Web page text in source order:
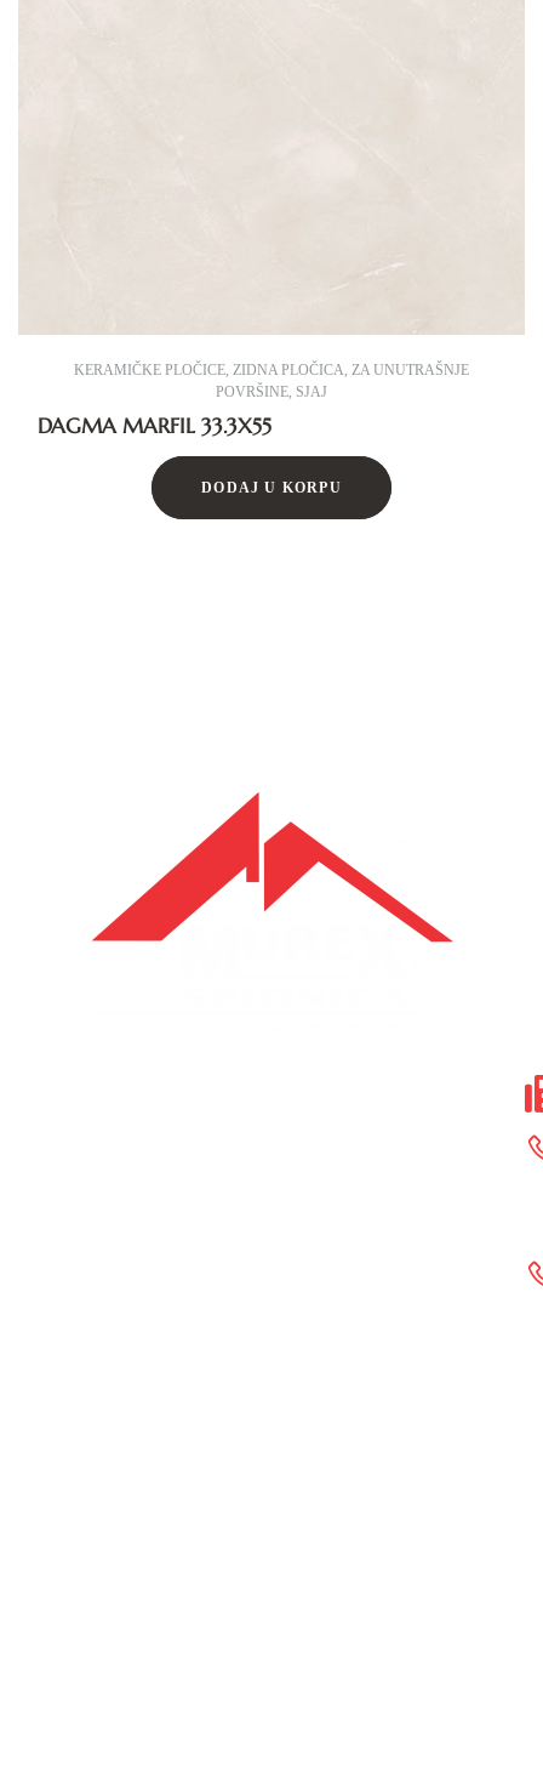
KERAMIČKE PLOČICE ZIDNA PLOČICA ZA UNUTRAŠNJE
POVRŠINE SJAJ
DAGMA MARFIL 33.3X55
DODAJ U KORPU